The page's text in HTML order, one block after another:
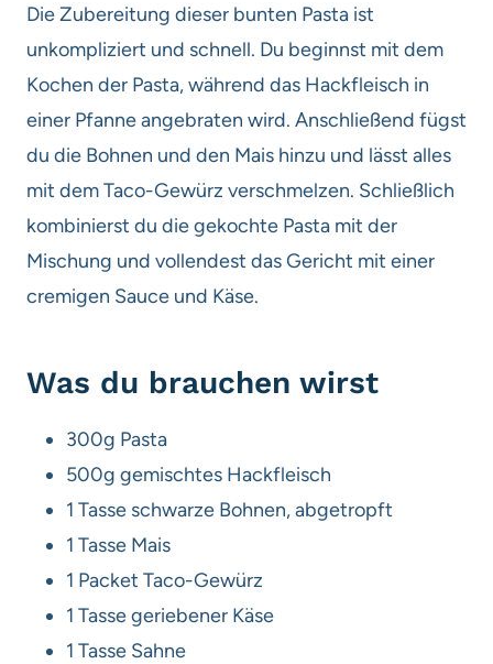
Die Zubereitung dieser bunten Pasta ist
unkompliziert und schnell. Du beginnst mit dem
Kochen der Pasta, während das Hackfleisch in
einer Pfanne angebraten wird. Anschließend fügst
du die Bohnen und den Mais hinzu und lässt alles
mit dem Taco-Gewürz verschmelzen. Schließlich
kombinierst du die gekochte Pasta mit der
Mischung und vollendest das Gericht mit einer
cremigen Sauce und Käse.
Was du brauchen wirst
300g Pasta
500g gemischtes Hackfleisch
1 Tasse schwarze Bohnen, abgetropft
1 Tasse Mais
1 Packet Taco-Gewürz
1 Tasse geriebener Käse
1 Tasse Sahne